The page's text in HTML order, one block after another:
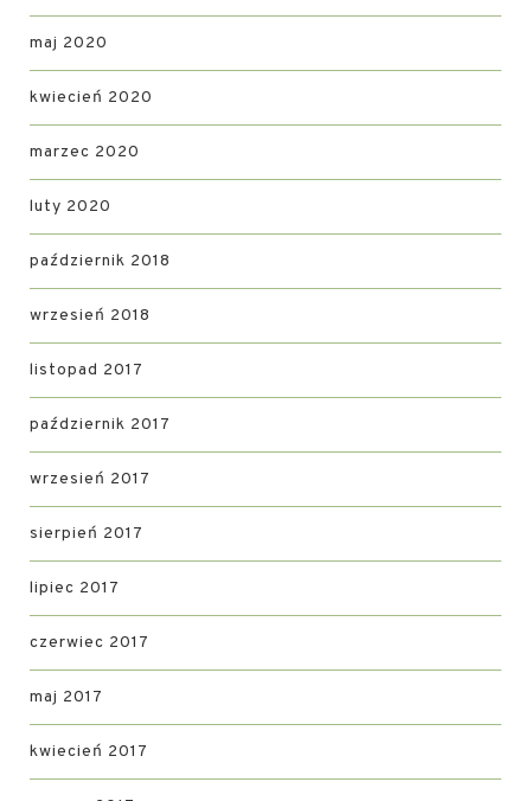
maj 2020
kwiecień 2020
marzec 2020
luty 2020
październik 2018
wrzesień 2018
listopad 2017
październik 2017
wrzesień 2017
sierpień 2017
lipiec 2017
czerwiec 2017
maj 2017
kwiecień 2017